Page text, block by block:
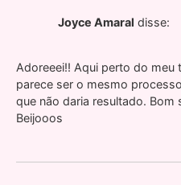
Joyce Amaral disse:
Adoreeei!! Aqui perto do meu
parece ser o mesmo
que não daria resultado. Bom
Beijooos